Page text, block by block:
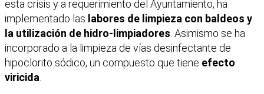
esta crisis y a requerimiento del Ayuntamiento, ha
implementado las labores de limpieza con baldeos y
la utilización de hidro-limpiadores . Asimismo se ha
incorporado a la limpieza de vías desinfectante de
hipoclorito sódico, un compuesto que tiene efecto
viricida